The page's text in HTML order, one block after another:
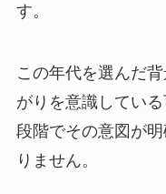
す。
この年代を選んだ
がりを意識してい
段階でその意図が
りません。